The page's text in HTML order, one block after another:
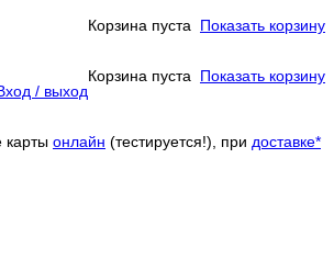
Корзина пуста Показать корзину
Корзина пуста
Показать корзину
/ выход
карты онлайн (тестируется!), при доставке*